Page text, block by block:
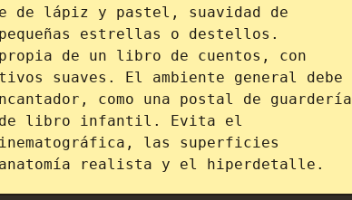
de lápiz y pastel, suavidad de
estrellas o destellos.
de un libro de cuentos, con
suaves. El ambiente general debe
como una postal de guardería
de libro infantil. Evita el
las superficies
realista y el hiperdetalle.